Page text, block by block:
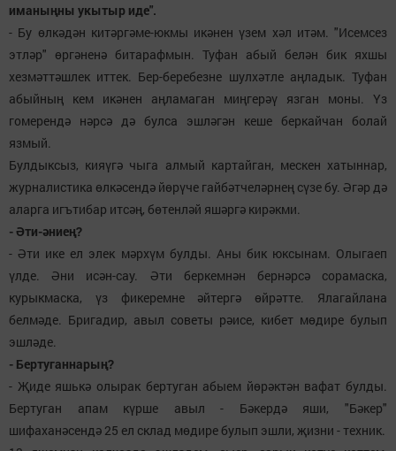
иманыңны укытыр иде".
- Бу өлкәдән китәргәме-юкмы икәнен үзем хәл итәм. "Исемсез
этләр" өргәненә битарафмын. Туфан абый белән бик яхшы
хезмәттәшлек иттек. Бер-беребезне шулхәтле аңладык. Туфан
абыйның кем икәнен аңламаган миңгерәү язган моны. Үз
гомерендә нәрсә дә булса эшләгән кеше беркайчан болай
язмый.
Булдыксыз, кияүгә чыга алмый картайган, мескен хатыннар,
журналистика өлкәсендә йөрүче гайбәтчеләрнең сүзе бу. Әгәр дә
аларга игътибар итсәң, бөтенләй яшәргә кирәкми.
- Әти-әниең?
- Әти ике ел элек мәрхүм булды. Аны бик юксынам. Олыгаеп
үлде. Әни исән-сау. Әти беркемнән бернәрсә сорамаска,
курыкмаска, үз фикеремне әйтергә өйрәтте. Ялагайлана
белмәде. Бригадир, авыл советы рәисе, кибет мөдире булып
эшләде.
- Бертуганнарың?
- Җиде яшькә олырак бертуган абыем йөрәктән вафат булды.
Бертуган апам күрше авыл - Бәкердә яши, "Бәкер"
шифаханәсендә 25 ел склад мөдире булып эшли, җизни - техник.